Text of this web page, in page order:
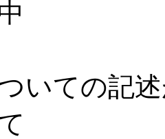
いての記